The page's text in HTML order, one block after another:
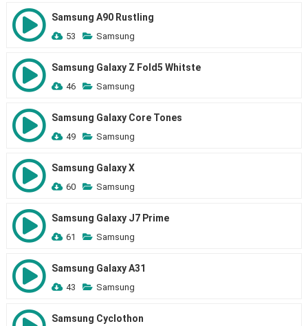
Samsung A90 Rustling
53 Samsung
Samsung Galaxy Z Fold5 Whitste
46 Samsung
Samsung Galaxy Core Tones
49 Samsung
Samsung Galaxy X
60 Samsung
Samsung Galaxy J7 Prime
61 Samsung
Samsung Galaxy A31
43 Samsung
Samsung Cyclothon